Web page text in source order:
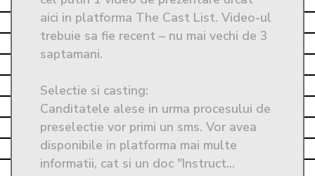
aici in platforma The Cast List. Video-ul
trebuie sa fie recent – nu mai vechi de 3
saptamani.
Selectie si casting:
Canditatele alese in urma procesului de
preselectie vor primi un sms. Vor avea
disponibile in platforma mai multe
informatii, cat si un doc "Instruct...